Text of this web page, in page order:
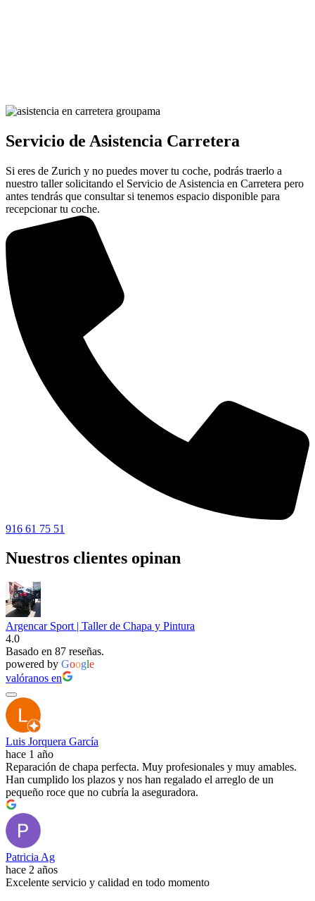
Servicio de Asistencia Carretera
Si eres de Zurich y no puedes mover tu coche, podrás traerlo a
nuestro taller solicitando el Servicio de Asistencia en Carretera pero
antes tendrás que consultar si tenemos espacio disponible para
recepcionar tu coche.
916 61 75 51
Nuestros clientes opinan
Argencar Sport | Taller de Chapa y Pintura
4.0
Basado en 87 reseñas.
powered by Google
valóranos en
Luis Jorquera García
hace 1 año
Reparación de chapa perfecta. Muy profesionales y muy amables.
Han cumplido los plazos y nos han regalado el arreglo de un
pequeño roce que no cubría la aseguradora.
Patricia Ag
hace 2 años
Excelente servicio y calidad en todo momento